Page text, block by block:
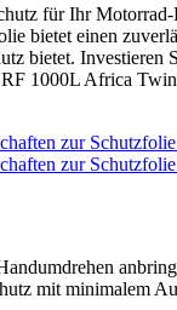
für Ihr
bietet einen
bietet.
1000L Africa
mit minimalem